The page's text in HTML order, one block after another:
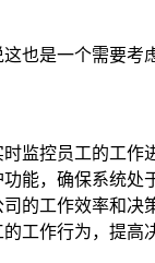
也是一个需要考
监控员工的工作
能，确保系统处
的工作效率和决
工作行为，提